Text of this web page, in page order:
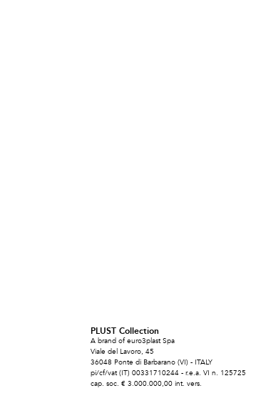
PLUST Collection
A brand of euro3plast Spa
Viale del Lavoro, 45
36048 Ponte di Barbarano (VI) - ITALY
pi/cf/vat (IT) 00331710244 - r.e.a. VI n. 125725
cap. soc. € 3.000.000,00 int. vers.